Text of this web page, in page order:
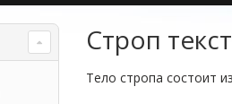
Строп
Тело стропа состоит